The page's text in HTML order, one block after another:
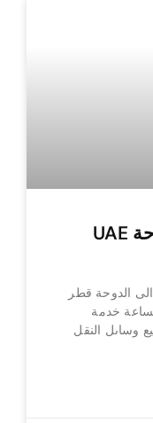
سطحة الامارات الى الدوحة UAE
الدوحة قطر
خدمة
وساىل النقل